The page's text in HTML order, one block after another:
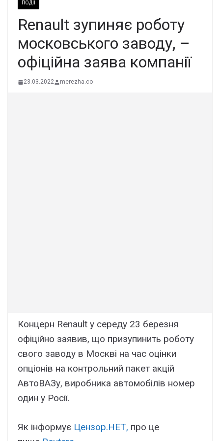
ПОДІЇ
Renault зупиняє роботу
московського заводу, –
офіційна заява компанії
23.03.2022 merezha.co
Концерн Renault у середу 23 березня
офіційно заявив, що призупинить роботу
свого заводу в Москві на час оцінки
опціонів на контрольний пакет акцій
АвтоВАЗу, виробника автомобілів номер
один у Росії.
Як інформує Цензор.НЕТ, про це